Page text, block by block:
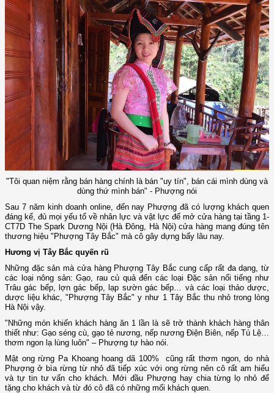
"Tôi quan niệm rằng bán hàng chính là bán "uy tín", bán cái mình dùng và
dùng thứ mình bán" - Phượng nói
Sau 7 năm kinh doanh online, đến nay Phượng đã có lượng khách quen
đáng kể, đủ mọi yếu tố về nhân lực và vật lực để mở cửa hàng tại tầng 1-
CT7D The Spark Dương Nội (Hà Đông, Hà Nội) cửa hàng mang đúng tên
thương hiệu "Phượng Tây Bắc" mà cô gây dựng bấy lâu nay.
Hương vị Tây Bắc quyến rũ
Những đặc sản mà cửa hàng Phượng Tây Bắc cung cấp rất đa dạng, từ
các loại nông sản: Gạo, rau củ quả đến các loại Đặc sản nổi tiếng như
Trâu gác bếp, lợn gác bếp, lạp sườn gác bếp… và các loại thảo dược,
dược liệu khác, "Phượng Tây Bắc" y như 1 Tây Bắc thu nhỏ trong lòng
Hà Nội vậy.
"Những món khiến khách hàng ăn 1 lần là sẽ trở thành khách hàng thân
thiết như: Gạo séng cù, gạo tẻ nương, nếp nương Điện Biên, nếp Tú Lệ…
thơm ngon lạ lùng luôn" – Phượng tự hào nói.
Mật ong rừng Pa Khoang hoang dã 100% cũng rất thơm ngon, do nhà
Phượng ở bìa rừng từ nhỏ đã tiếp xúc với ong rừng nên cô rất am hiểu
và tự tin tư vấn cho khách. Mới đầu Phượng hay chia từng lọ nhỏ để
tặng cho khách và từ đó cô đã có những mối khách quen.